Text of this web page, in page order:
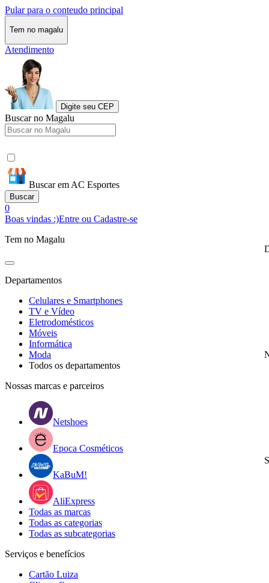
Pular para o conteudo principal
Tem no magalu
Atendimento
Digite seu CEP
Buscar no Magalu
Buscar em AC Esportes
Buscar
0
Boas vindas :)Entre ou Cadastre-se
Tem no Magalu
Departamentos
Celulares e Smartphones
TV e Vídeo
Eletrodomésticos
Móveis
Informática
Moda
Todos os departamentos
Nossas marcas e parceiros
Netshoes
Epoca Cosméticos
KaBuM!
AliExpress
Todas as marcas
Todas as categorias
Todas as subcategorias
Serviços e benefícios
Cartão Luiza